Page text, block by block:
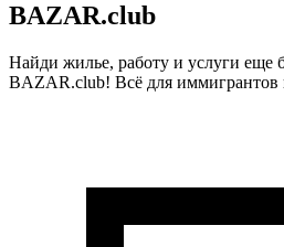
BAZAR.club
Найди жилье, работу и услуги еще
BAZAR.club! Всё для иммигрантов